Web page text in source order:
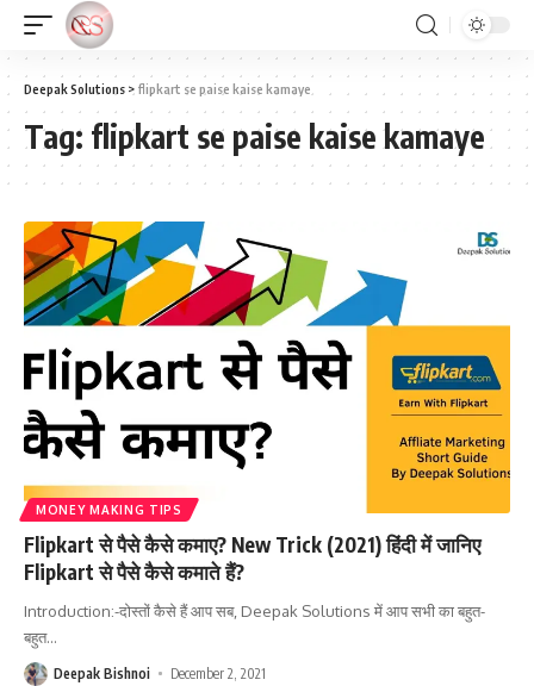
Deepak Solutions > flipkart se paise kaise kamaye
Tag: flipkart se paise kaise kamaye
MONEY MAKING TIPS
Flipkart से पैसे कैसे कमाए? New Trick (2021) हिंदी में जानिए
Flipkart से पैसे कैसे कमाते हैं?
Introduction:-दोस्तों कैसे हैं आप सब, Deepak Solutions में आप सभी का बहुत-
बहुत…
Deepak Bishnoi December 2, 2021